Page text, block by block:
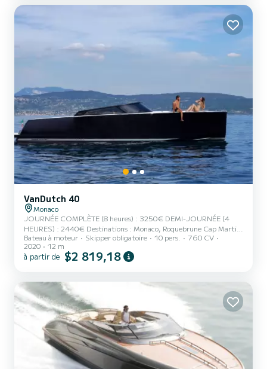
VanDutch 40
Monaco
JOURNÉE COMPLÈTE (8 heures) : 3250€ DEMI-JOURNÉE (4
HEURES) : 2440€ Destinations : Monaco, Roquebrune Cap Martin
Baies de Beaulieu et d'Eze St Jean Cap Ferrat Baie de Villefranche
Prix incluant : skipper serviettes de bain boissons non alcoolisées
Bateau à moteur Skipper obligatoire 10 pers.
760 CV
2020
12 m
à partir de $2 819,18